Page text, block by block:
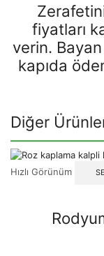
fiyatları
verin.
kapıda
Diğer
Hızlı Görünüm